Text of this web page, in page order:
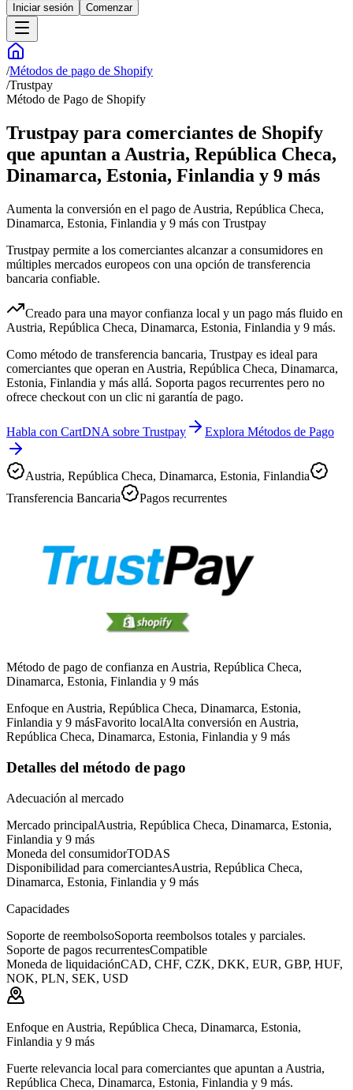
Iniciar sesión Comenzar
/Métodos de pago de Shopify
/Trustpay
Método de Pago de Shopify
Trustpay para comerciantes de Shopify
que apuntan a Austria, República Checa,
Dinamarca, Estonia, Finlandia y 9 más
Aumenta la conversión en el pago de Austria, República Checa,
Dinamarca, Estonia, Finlandia y 9 más con Trustpay
Trustpay permite a los comerciantes alcanzar a consumidores en
múltiples mercados europeos con una opción de transferencia
bancaria confiable.
Creado para una mayor confianza local y un pago más fluido en
Austria, República Checa, Dinamarca, Estonia, Finlandia y 9 más.
Como método de transferencia bancaria, Trustpay es ideal para
comerciantes que operan en Austria, República Checa, Dinamarca,
Estonia, Finlandia y más allá. Soporta pagos recurrentes pero no
ofrece checkout con un clic ni garantía de pago.
Habla con CartDNA sobre Trustpay Explora Métodos de Pago
Austria, República Checa, Dinamarca, Estonia, Finlandia
Transferencia Bancaria
Pagos recurrentes
Método de pago de confianza en Austria, República Checa,
Dinamarca, Estonia, Finlandia y 9 más
Enfoque en Austria, República Checa, Dinamarca, Estonia,
Finlandia y 9 másFavorito localAlta conversión en Austria,
República Checa, Dinamarca, Estonia, Finlandia y 9 más
Detalles del método de pago
Adecuación al mercado
Mercado principalAustria, República Checa, Dinamarca, Estonia,
Finlandia y 9 más
Moneda del consumidorTODAS
Disponibilidad para comerciantesAustria, República Checa,
Dinamarca, Estonia, Finlandia y 9 más
Capacidades
Soporte de reembolsoSoporta reembolsos totales y parciales.
Soporte de pagos recurrentesCompatible
Moneda de liquidaciónCAD, CHF, CZK, DKK, EUR, GBP, HUF,
NOK, PLN, SEK, USD
Enfoque en Austria, República Checa, Dinamarca, Estonia,
Finlandia y 9 más
Fuerte relevancia local para comerciantes que apuntan a Austria,
República Checa, Dinamarca, Estonia, Finlandia y 9 más.